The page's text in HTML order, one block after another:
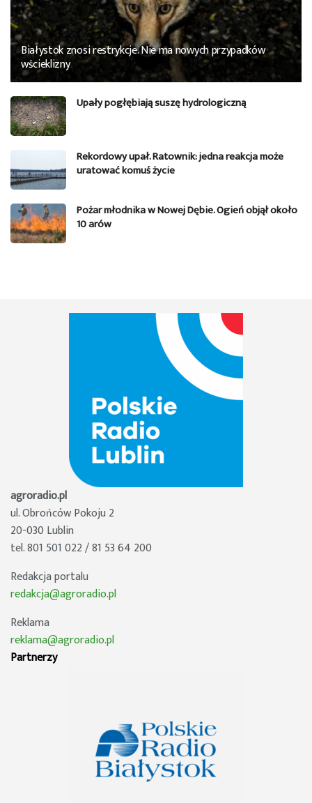
Białystok znosi restrykcje. Nie ma nowych przypadków
wścieklizny
Upały pogłębiają suszę hydrologiczną
Rekordowy upał. Ratownik: jedna reakcja może
uratować komuś życie
Pożar młodnika w Nowej Dębie. Ogień objął około
10 arów
agroradio.pl
ul. Obrońców Pokoju 2
20-030 Lublin
tel. 801 501 022 / 81 53 64 200
Redakcja portalu
redakcja@agroradio.pl
Reklama
reklama@agroradio.pl
Partnerzy